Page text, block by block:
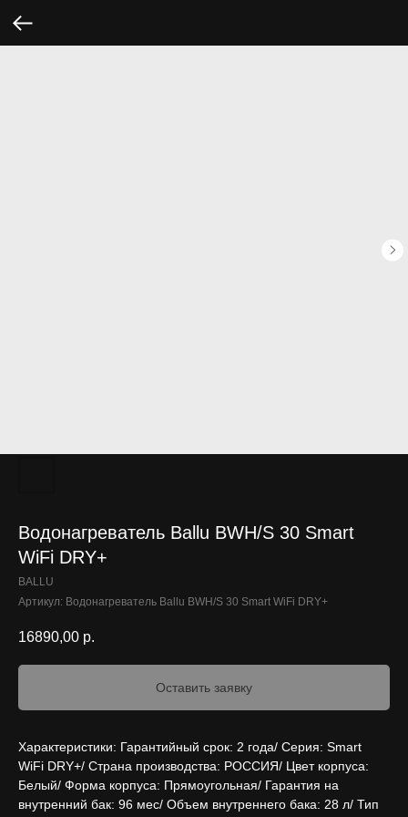
Водонагреватель Ballu BWH/S 30 Smart
WiFi DRY+
BALLU
Артикул: Водонагреватель Ballu BWH/S 30 Smart WiFi DRY+
16890,00 р.
Оставить заявку
Характеристики: Гарантийный срок: 2 года/ Серия: Smart
WiFi DRY+/ Страна производства: РОССИЯ/ Цвет корпуса:
Белый/ Форма корпуса: Прямоугольная/ Гарантия на
внутренний бак: 96 мес/ Объем внутреннего бака: 28 л/ Тип